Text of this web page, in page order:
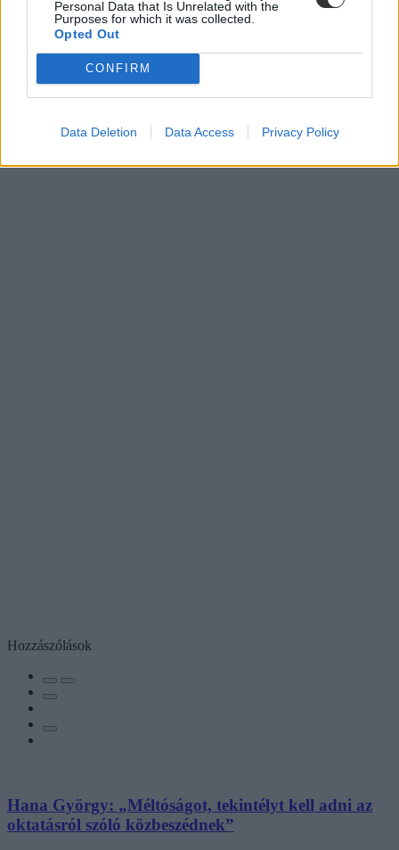
Personal Data that Is Unrelated with the
Purposes for which it was collected.
Opted Out
CONFIRM
Data Deletion Data Access Privacy Policy
Hozzászólások
Hana György: „Méltóságot, tekintélyt kell adni az
oktatásról szóló közbeszédnek”